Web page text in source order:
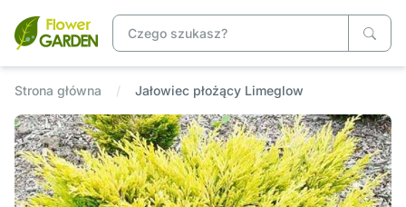
Strona główna Jałowiec płożący Limeglow